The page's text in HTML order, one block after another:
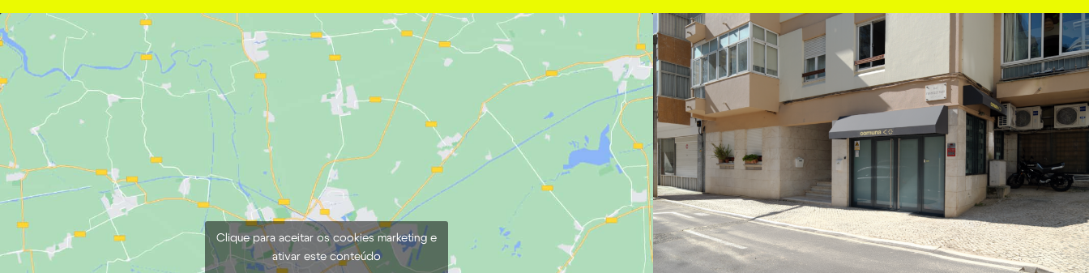
Clique para aceitar os cookies marketing e
ativar este conteúdo